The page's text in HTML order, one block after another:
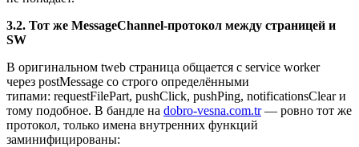
3.2. Тот же MessageChannel‑протокол между страницей и
SW
В оригинальном tweb страница общается с service worker
через postMessage со строго определёнными
типами: requestFilePart, pushClick, pushPing, notificationsClear и
тому подобное. В бандле на dobro‑vesna.com.tr— ровно тот же
протокол, только имена внутренних функций
заминифицированы: